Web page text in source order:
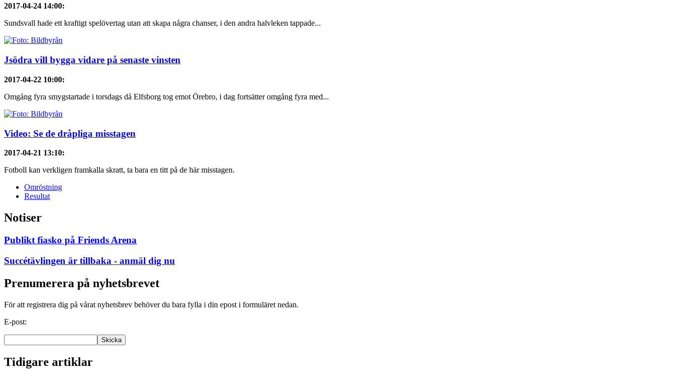
2017-04-24 14:00:
Sundsvall hade ett kraftigt spelövertag utan att skapa några chanser, i den andra halvleken tappade...
Jsödra vill bygga vidare på senaste vinsten
2017-04-22 10:00:
Omgång fyra smygstartade i torsdags då Elfsborg tog emot Örebro, i dag fortsätter omgång fyra med...
Video: Se de dråpliga misstagen
2017-04-21 13:10:
Fotboll kan verkligen framkalla skratt, ta bara en titt på de här misstagen.
Omröstning
Resultat
Notiser
Publikt fiasko på Friends Arena
Succétävlingen är tillbaka - anmäl dig nu
Prenumerera på nyhetsbrevet
För att registrera dig på vårat nyhetsbrev behöver du bara fylla i din epost i formuläret nedan.
E-post:
Tidigare artiklar